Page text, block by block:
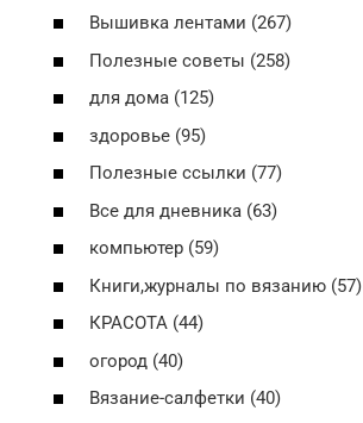
Вышивка лентами (267)
Полезные советы (258)
для дома (125)
здоровье (95)
Полезные ссылки (77)
Все для дневника (63)
компьютер (59)
Книги,журналы по вязанию (57)
КРАСОТА (44)
огород (40)
Вязание-салфетки (40)